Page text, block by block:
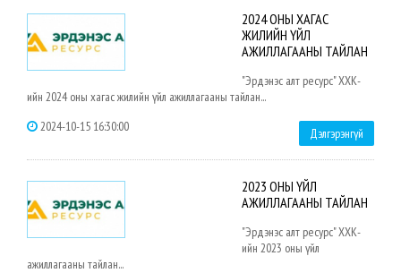
2024 ОНЫ ХАГАС
ЖИЛИЙН ҮЙЛ
АЖИЛЛАГААНЫ ТАЙЛАН
"Эрдэнэс алт ресурс" ХХК-
ийн 2024 оны хагас жилийн үйл ажиллагааны тайлан...
2024-10-15 16:30:00
Дэлгэрэнгүй
2023 ОНЫ ҮЙЛ
АЖИЛЛАГААНЫ ТАЙЛАН
"Эрдэнэс алт ресурс" ХХК-
ийн 2023 оны үйл
ажиллагааны тайлан...